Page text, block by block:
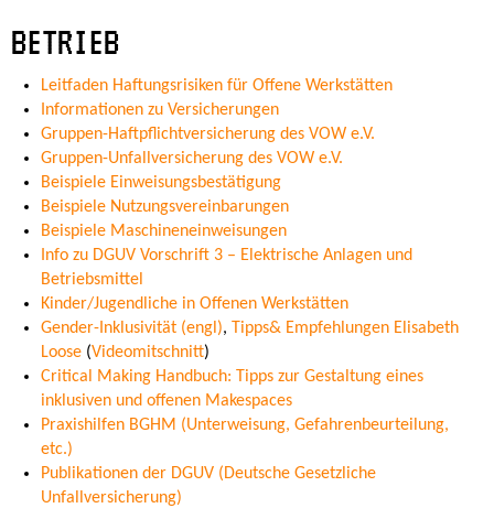
BETRIEB
Leitfaden Haftungsrisiken für Offene Werkstätten
Informationen zu Versicherungen
Gruppen-Haftpflichtversicherung des VOW e.V.
Gruppen-Unfallversicherung des VOW e.V.
Beispiele Einweisungsbestätigung
Beispiele Nutzungsvereinbarungen
Beispiele Maschineneinweisungen
Info zu DGUV Vorschrift 3 – Elektrische Anlagen und
Betriebsmittel
Kinder/Jugendliche in Offenen Werkstätten
Gender-Inklusivität (engl), Tipps& Empfehlungen Elisabeth
Loose (Videomitschnitt)
Critical Making Handbuch: Tipps zur Gestaltung eines
inklusiven und offenen Makespaces
Praxishilfen BGHM (Unterweisung, Gefahrenbeurteilung,
etc.)
Publikationen der DGUV (Deutsche Gesetzliche
Unfallversicherung)